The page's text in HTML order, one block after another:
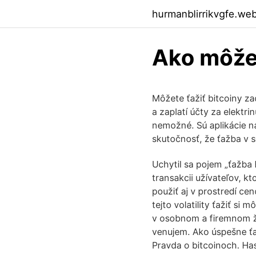
Ako
Môžete ťažiť bitcoiny
a zaplatí účty za
nemožné. Sú aplikácie
skutočnosť, že ťažba v
Uchytil sa pojem
transakcii užívateľov,
použiť aj v prostredí
tejto volatility ťažiť si
v osobnom a firemnom
venujem. Ako úspešne
Pravda o bitcoinoch.